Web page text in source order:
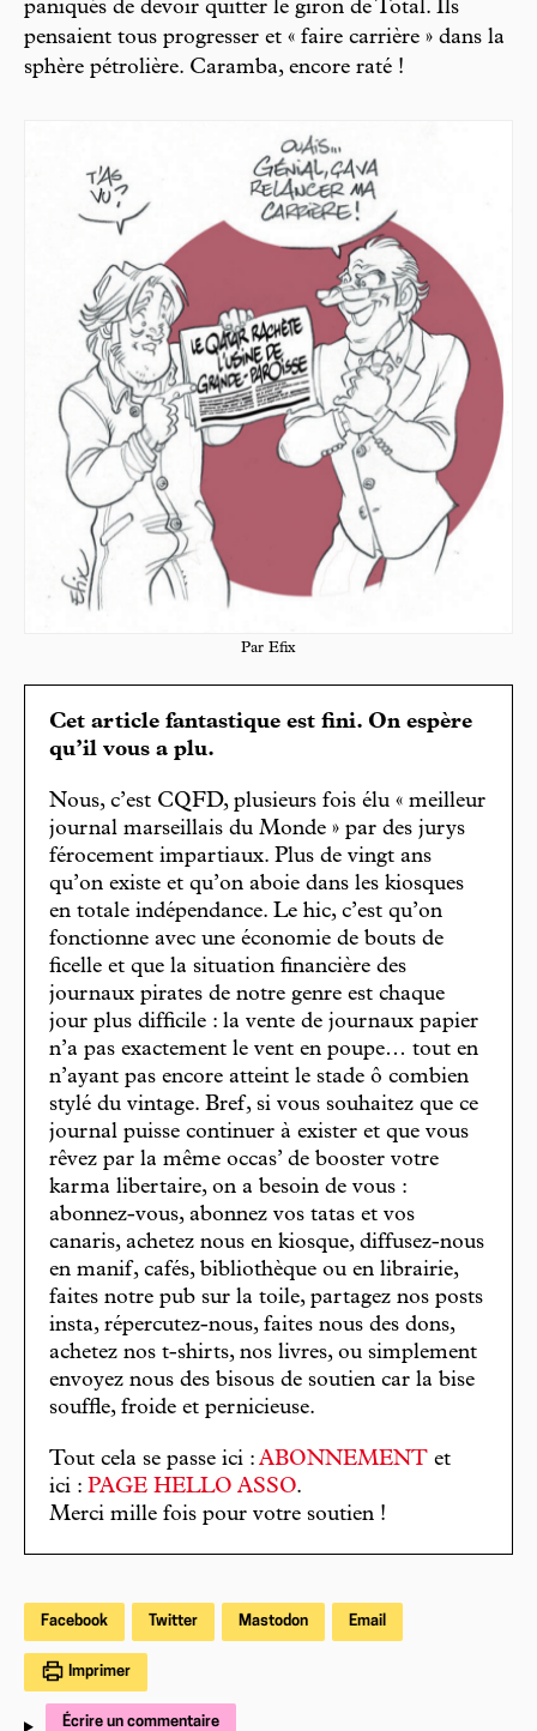
paniqués de devoir quitter le giron de Total. Ils
pensaient tous progresser et « faire carrière » dans la
sphère pétrolière. Caramba, encore raté !
Par Efix
Cet article fantastique est fini. On espère
qu’il vous a plu.
Nous, c’est CQFD, plusieurs fois élu « meilleur
journal marseillais du Monde » par des jurys
férocement impartiaux. Plus de vingt ans
qu’on existe et qu’on aboie dans les kiosques
en totale indépendance. Le hic, c’est qu’on
fonctionne avec une économie de bouts de
ficelle et que la situation financière des
journaux pirates de notre genre est chaque
jour plus difficile : la vente de journaux papier
n’a pas exactement le vent en poupe… tout en
n’ayant pas encore atteint le stade ô combien
stylé du vintage. Bref, si vous souhaitez que ce
journal puisse continuer à exister et que vous
rêvez par la même occas’ de booster votre
karma libertaire, on a besoin de vous :
abonnez-vous, abonnez vos tatas et vos
canaris, achetez nous en kiosque, diffusez-nous
en manif, cafés, bibliothèque ou en librairie,
faites notre pub sur la toile, partagez nos posts
insta, répercutez-nous, faites nous des dons,
achetez nos t-shirts, nos livres, ou simplement
envoyez nous des bisous de soutien car la bise
souffle, froide et pernicieuse.
Tout cela se passe ici : ABONNEMENT et
ici : PAGE HELLO ASSO.
Merci mille fois pour votre soutien !
Facebook Twitter Mastodon Email
Imprimer
Écrire un commentaire